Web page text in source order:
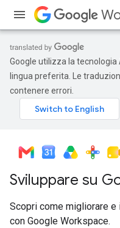
Google utilizza la
lingua preferita. Le
contenere errori.
Sviluppare su
Scopri come migliorare
con Google Workspace.